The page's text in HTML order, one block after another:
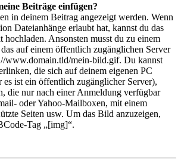
Beiträge einfügen?
in deinem Beitrag angezeigt werden. Wenn
Dateianhänge erlaubt hat, kannst du das
hochladen. Ansonsten musst du zu einem
auf einem öffentlich zugänglichen Server
www.domain.tld/mein-bild.gif. Du kannst
die sich auf deinem eigenen PC
es ist ein öffentlich zugänglicher Server),
die nur nach einer Anmeldung verfügbar
oder Yahoo-Mailboxen, mit einem
Seiten usw. Um das Bild anzuzeigen,
Tag „[img]“.